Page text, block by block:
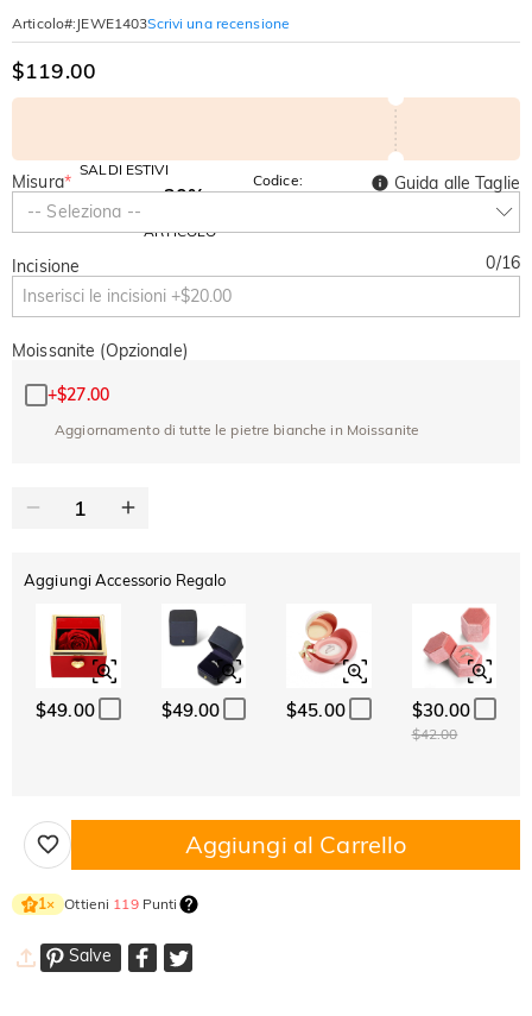
Articolo#: JEWE1403Scrivi una recensione
$119.00
SALDI ESTIVI
-10%
SU TUTTO
-30%
ARTICOLO
Codice:
SUMMER
Misura*
-- Seleziona --
Guida alle Taglie
Incisione 0/16
Moissanite (Opzionale)
+$27.00
Aggiornamento di tutte le pietre bianche in Moissanite
Aggiungi Accessorio Regalo
$49.00 $49.00 $45.00 $30.00
$42.00
Aggiungi al Carrello
1× Ottieni 119Punti
Salve